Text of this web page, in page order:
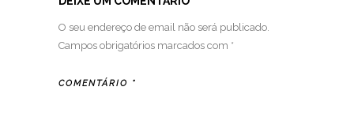
O seu endereço de email não será publicado.
Campos obrigatórios marcados com *
COMENTÁRIO *